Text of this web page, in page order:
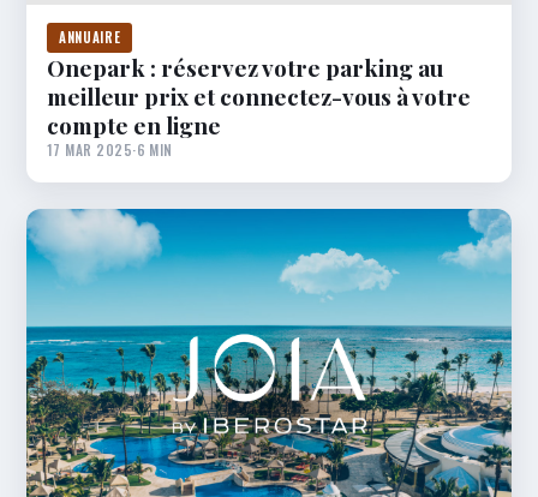
ANNUAIRE
Onepark : réservez votre parking au
meilleur prix et connectez-vous à votre
compte en ligne
17 MAR 2025·6 MIN